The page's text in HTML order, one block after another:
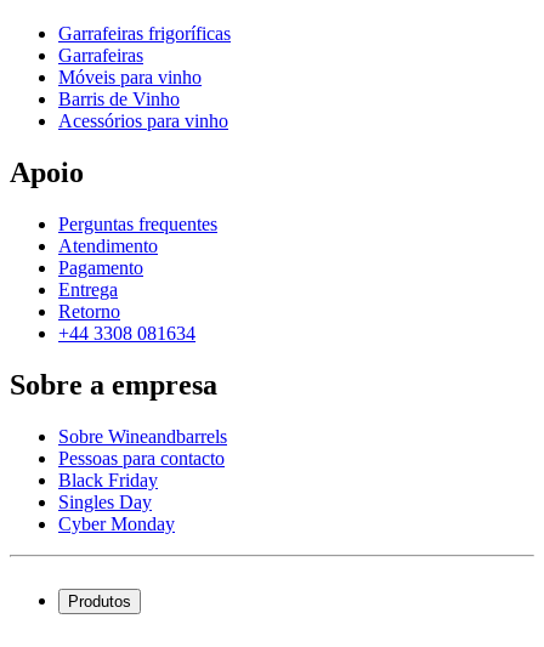
Garrafeiras frigoríficas
Garrafeiras
Móveis para vinho
Barris de Vinho
Acessórios para vinho
Apoio
Perguntas frequentes
Atendimento
Pagamento
Entrega
Retorno
+44 3308 081634
Sobre a empresa
Sobre Wineandbarrels
Pessoas para contacto
Black Friday
Singles Day
Cyber Monday
Produtos